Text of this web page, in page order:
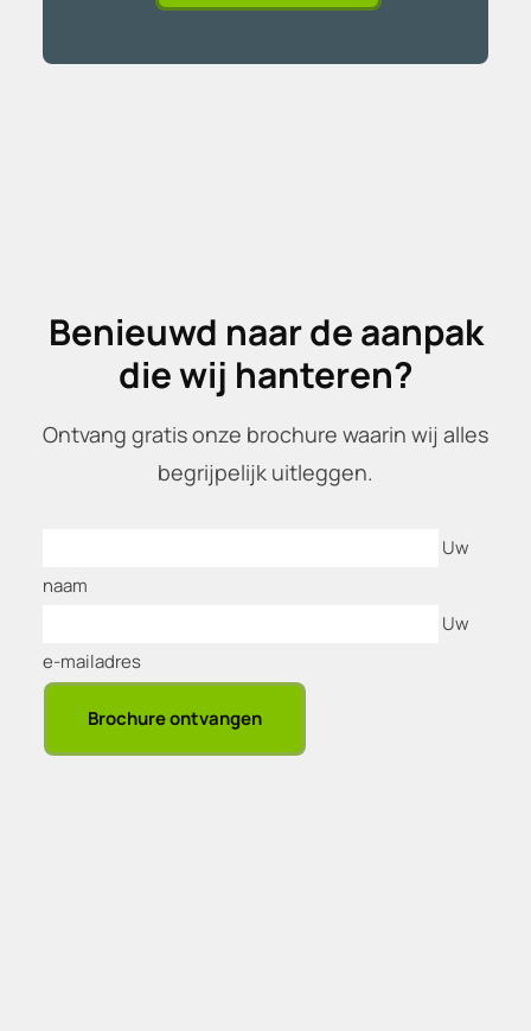
Benieuwd naar de aanpak
die wij hanteren?
Ontvang gratis onze brochure waarin wij alles
begrijpelijk uitleggen.
Uw
naam
Uw
e-mailadres
Brochure ontvangen